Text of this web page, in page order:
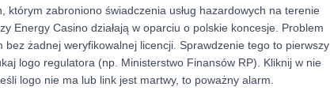
zabroniono świadczenia usług hazardowych na terenie
Energy Casino działają w oparciu o polskie koncesje. Problem
żadnej weryfikowalnej licencji. Sprawdzenie tego to pierwszy
logo regulatora (np. Ministerstwo Finansów RP). Kliknij w nie
logo nie ma lub link jest martwy, to poważny alarm.